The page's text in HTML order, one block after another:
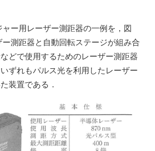
ー用レーザー測距器の一例を，図
測距器と自動回転ステージが組み合
どで使用するためのレーザー測距器
ずれもパルス光を利用したレーザー
装置である．